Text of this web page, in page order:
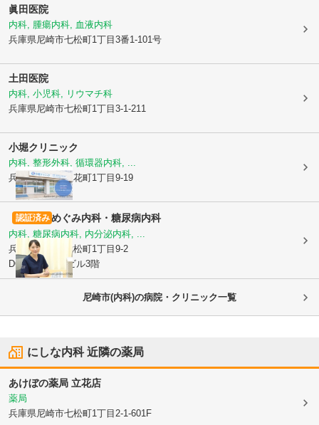
眞田医院
内科, 腫瘍内科, 血液内科
兵庫県尼崎市七松町1丁目3番1-101号
土田医院
内科, 小児科, リウマチ科
兵庫県尼崎市七松町1丁目3-1-211
小堀クリニック
内科, 整形外科, 循環器内科, ...
兵庫県尼崎市立花町1丁目9-19
認証済み めぐみ内科・糖尿病内科
内科, 糖尿病内科, 内分泌内科, ...
兵庫県尼崎市
七松町1丁目9-2
DOM立花駅前ビル3階
尼崎市(内科)の病院・クリニック一覧
にしな内科近隣の薬局
あけぼの薬局 立花店
薬局
兵庫県尼崎市七松町1丁目2-1-601F